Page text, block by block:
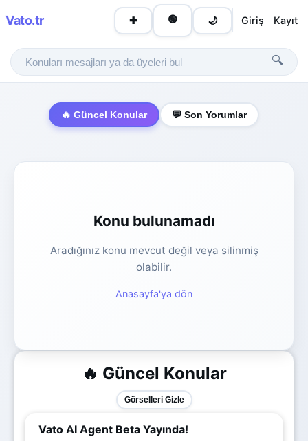
Vato.tr ✚ 🟢 🌙 Giriş Kayıt
🔍
🔥 Güncel Konular 💬 Son Yorumlar
🔥 Güncel Konular
Görselleri Gizle
Vato AI Agent Beta Yayında!
Konu bulunamadı
Aradığınız konu mevcut değil veya silinmiş
olabilir.
Anasayfa'ya dön